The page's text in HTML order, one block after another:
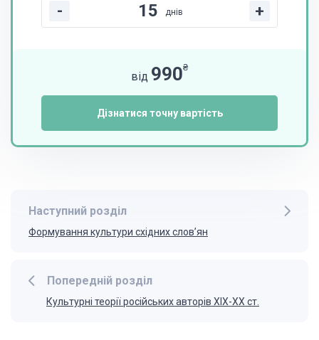
- днів +
від 990₴
Дізнатися точну вартість
Попередній розділ
Культурні теорії російських авторів ХІХ-ХХ ст.
Наступний розділ
Формування культури східних слов’ян